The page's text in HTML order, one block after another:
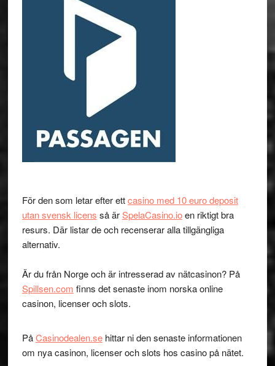
För den som letar efter ettcasino med 10 euro deposit
utan svensk licens så ärSpelaCasino.ioen riktigt bra
resurs. Där listar de och recenserar alla tillgängliga
alternativ.
Är du från Norge och är intresserad av nätcasinon? På
Spillsen.com finns det senaste inom norska online
casinon, licenser och slots.
PåCasinodealen.sehittar ni den senaste informationen
om nya casinon, licenser och slots hos casino på nätet.